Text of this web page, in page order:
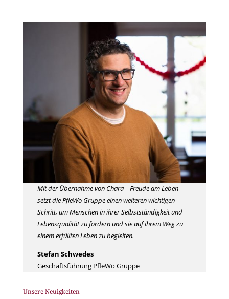
Mit der Übernahme von Chara – Freude am Leben
setzt die PfleWo Gruppe einen weiteren wichtigen
Schritt, um Menschen in ihrer Selbstständigkeit und
Lebensqualität zu fördern und sie auf ihrem Weg zu
einem erfüllten Leben zu begleiten.
Stefan Schwedes
Geschäftsführung PfleWo Gruppe
Unsere Neuigkeiten